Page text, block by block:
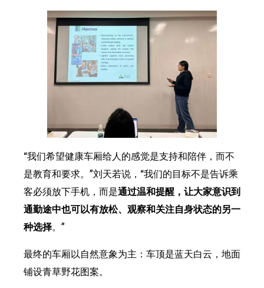
“我们希望健康车厢给人的感觉是支持和陪伴，而不
是教育和要求。”刘天若说，“我们的目标不是告诉乘
客必须放下手机，而是通过温和提醒，让大家意识到
通勤途中也可以有放松、观察和关注自身状态的另一
种选择。”
最终的车厢以自然意象为主：车顶是蓝天白云，地面
铺设青草野花图案。